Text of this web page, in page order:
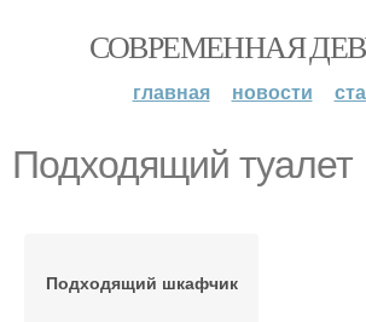
СОВРЕМЕННАЯ
главная новости
Подходящий туалет
Подходящий шкафчик